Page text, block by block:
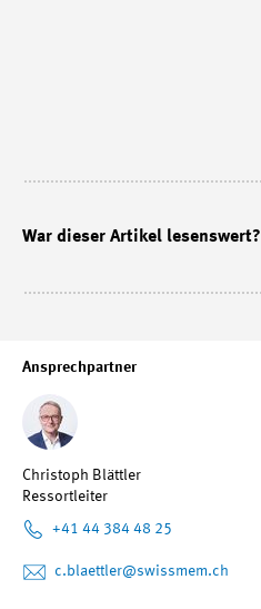
Ansprechpartner
Christoph Blättler
Ressortleiter
+41 44 384 48 25
c.blaettler@swissmem.ch
War dieser Artikel lesenswert?